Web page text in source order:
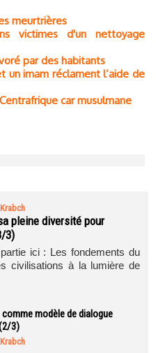
meurtrières
victimes d'un nettoyage
par des habitants
un imam réclament l’aide de
car musulmane
pleine diversité pour
3)
ici : Les fondements du
civilisations à la lumière de
modèle de dialogue
3)